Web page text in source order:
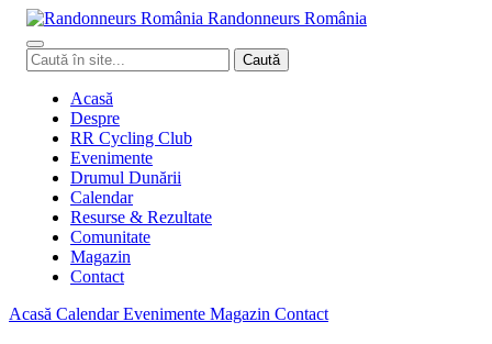
Randonneurs România
Caută
în
Caută
Acasă
Despre
RR Cycling Club
Evenimente
Drumul Dunării
Calendar
Resurse & Rezultate
Comunitate
Magazin
Contact
Acasă CalendarEvenimente Magazin Contact